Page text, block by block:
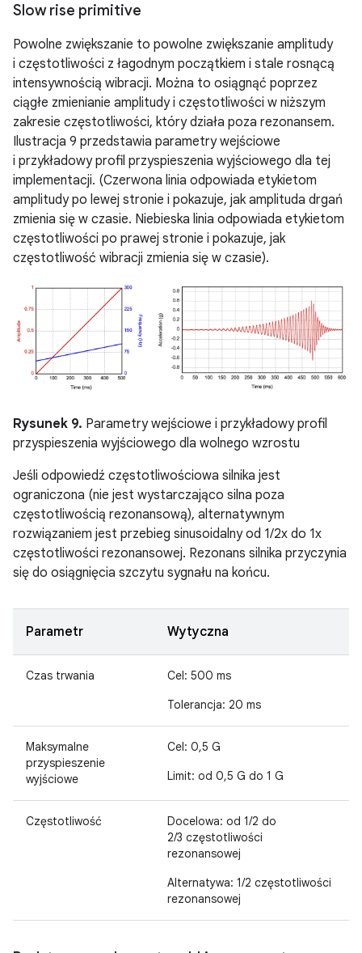
Slow rise primitive
Powolne zwiększanie to powolne zwiększanie amplitudy
i częstotliwości z łagodnym początkiem i stale rosnącą
intensywnością wibracji. Można to osiągnąć poprzez
ciągłe zmienianie amplitudy i częstotliwości w niższym
zakresie częstotliwości, który działa poza rezonansem.
Ilustracja 9 przedstawia parametry wejściowe
i przykładowy profil przyspieszenia wyjściowego dla tej
implementacji. (Czerwona linia odpowiada etykietom
amplitudy po lewej stronie i pokazuje, jak amplituda drgań
zmienia się w czasie. Niebieska linia odpowiada etykietom
częstotliwości po prawej stronie i pokazuje, jak
częstotliwość wibracji zmienia się w czasie).
Rysunek 9. Parametry wejściowe i przykładowy profil
przyspieszenia wyjściowego dla wolnego wzrostu
Jeśli odpowiedź częstotliwościowa silnika jest
ograniczona (nie jest wystarczająco silna poza
częstotliwością rezonansową), alternatywnym
rozwiązaniem jest przebieg sinusoidalny od 1/2x do 1x
częstotliwości rezonansowej. Rezonans silnika przyczynia
się do osiągnięcia szczytu sygnału na końcu.
Parametr Wytyczna
Czas trwania
Cel: 500 ms
Tolerancja: 20 ms
Maksymalne
przyspieszenie
wyjściowe
Cel: 0,5 G
Limit: od 0,5 G do 1 G
Częstotliwość
Docelowa: od 1/2 do
2/3 częstotliwości
rezonansowej
Alternatywa: 1/2 częstotliwości
rezonansowej